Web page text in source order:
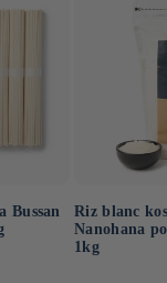
Bussan
Riz blanc
Nanohana
1kg